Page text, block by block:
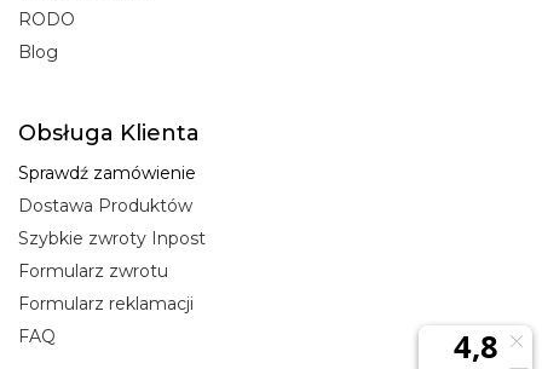
RODO
Blog
Obsługa Klienta
Sprawdź zamówienie
Dostawa Produktów
Szybkie zwroty Inpost
Formularz zwrotu
Formularz reklamacji
FAQ